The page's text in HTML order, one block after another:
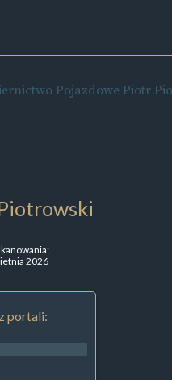
Pojazdowe Piotr
2026
portali: